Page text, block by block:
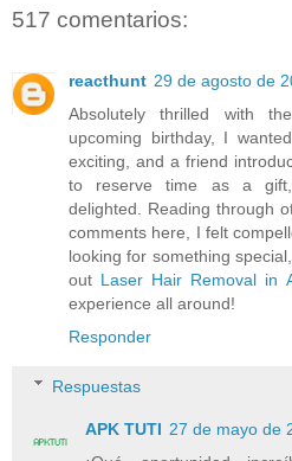
517 comentarios:
reacthunt 29 de agosto de
Absolutely thrilled with
upcoming birthday, I
exciting, and a friend
to reserve time as a
delighted. Reading through
comments here, I felt
looking for something
out Laser Hair Removal in
experience all around!
Responder
Respuestas
APK TUTI 27 de mayo de